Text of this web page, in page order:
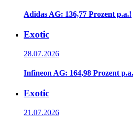
Adidas AG: 136,77 Prozent p.a.!
Exotic
28.07.2026
Infineon AG: 164,98 Prozent
Exotic
21.07.2026